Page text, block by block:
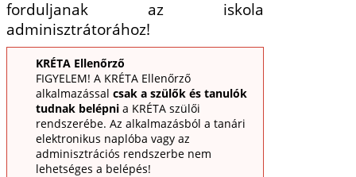
forduljanak az iskola
adminisztrátorához!
KRÉTA Ellenőrző
FIGYELEM! A KRÉTA Ellenőrző
alkalmazással csak a szülők és tanulók
tudnak belépni a KRÉTA szülői
rendszerébe. Az alkalmazásból a tanári
elektronikus naplóba vagy az
adminisztrációs rendszerbe nem
lehetséges a belépés!